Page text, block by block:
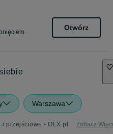
Otwórz
Warszawa
przejściowe - OLX.pl Zobacz